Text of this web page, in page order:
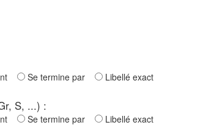
Se termine par Libellé exact
S, ...) :
Se termine par Libellé exact